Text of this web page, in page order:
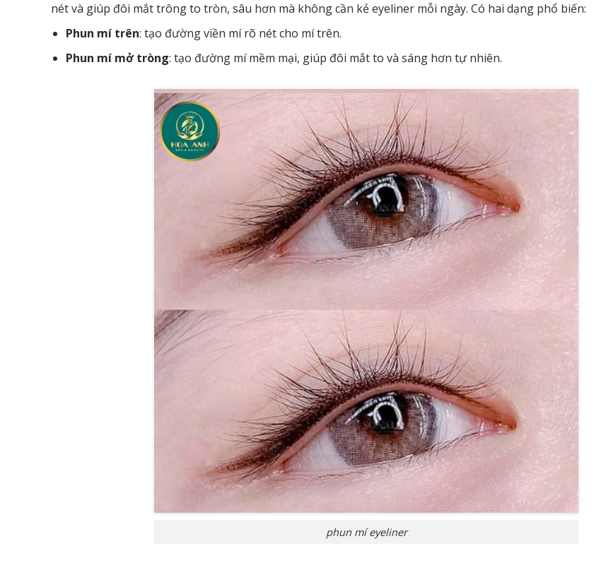
nét và giúp đôi mắt trông to tròn, sâu hơn mà không cần kẻ eyeliner mỗi ngày. Có hai dạng phổ biến:
Phun mí trên: tạo đường viền mí rõ nét cho mí trên.
Phun mí mở tròng: tạo đường mí mềm mại, giúp đôi mắt to và sáng hơn tự nhiên.
phun mí eyeliner